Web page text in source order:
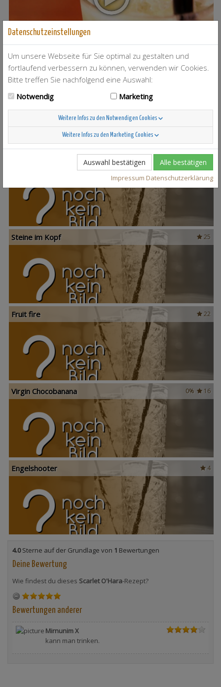
T-Berry
37
Scandinavian Sunshine
25
Steine im Kopf
22
Fruit fire
16
0%
Virgin Chocobanana
4
Engelshooter
4.0Sterne auf der Grundlage von 1 Bewertungen
Deine Bewertung
Wie findest du dieses Scarlet O'Hara-Rezept?
Bewertungen anderer
Mirnunim X
kann man trinken.
Datenschutzeinstellungen
Um unsere Webseite für Sie optimal zu gestalten und
fortlaufend verbessern zu können, verwenden wir Cookies.
Bitte treffen Sie nachfolgend eine Auswahl:
Notwendig
Marketing
Weitere Infos zu den Notwendigen Cookies
Weitere Infos zu den Marketing Cookies
Auswahl bestätigen Alle bestätigen
Impressum Datenschutzerklärung